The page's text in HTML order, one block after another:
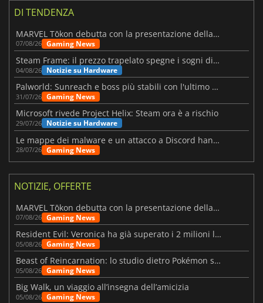
DI TENDENZA
MARVEL Tōkon debutta con la presentazione della roadmap per il primo anno
07/08/26 Gaming News
Steam Frame: il prezzo trapelato spegne i sogni di un VR economico
04/08/26 Notizie su Hardware
Palworld: Sunreach e boss più stabili con l'ultimo update
31/07/26 Gaming News
Microsoft rivede Project Helix: Steam ora è a rischio
29/07/26 Notizie su Hardware
Le mappe dei malware e un attacco a Discord hanno colpito Meccha Chameleon
28/07/26 Gaming News
NOTIZIE, OFFERTE
MARVEL Tōkon debutta con la presentazione della roadmap per il primo anno
07/08/26 Gaming News
Resident Evil: Veronica ha già superato i 2 milioni liste dei desideri
05/08/26 Gaming News
Beast of Reincarnation: lo studio dietro Pokémon su una nuova strada
05/08/26 Gaming News
Big Walk, un viaggio all’insegna dell’amicizia
05/08/26 Gaming News